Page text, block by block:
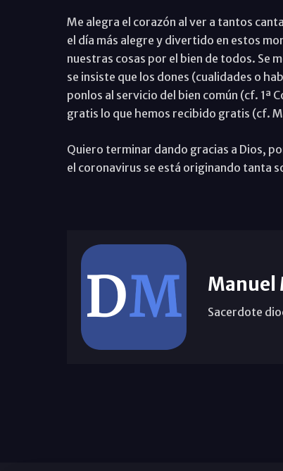
Me alegra el corazón al ver a tantos
el día más alegre y divertido en estos
nuestras cosas por el bien de todos. Se
se insiste que los dones (cualidades o
ponlos al servicio del bien común (cf. 1ª
gratis lo que hemos recibido gratis (cf.
Quiero terminar dando gracias a Dios,
el coronavirus se está originando tanta
Manuel
Sacerdote